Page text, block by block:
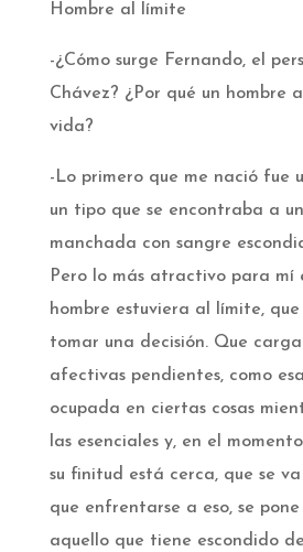
Hombre al límite
-¿Cómo surge Fernando, el
Chávez? ¿Por qué un hombre
vida?
-Lo primero que me nació fue
un tipo que se encontraba a
manchada con sangre
Pero lo más atractivo para mí
hombre estuviera al límite,
tomar una decisión. Que
afectivas pendientes, como
ocupada en ciertas cosas
las esenciales y, en el
su finitud está cerca, que se
que enfrentarse a eso, se
aquello que tiene escondido